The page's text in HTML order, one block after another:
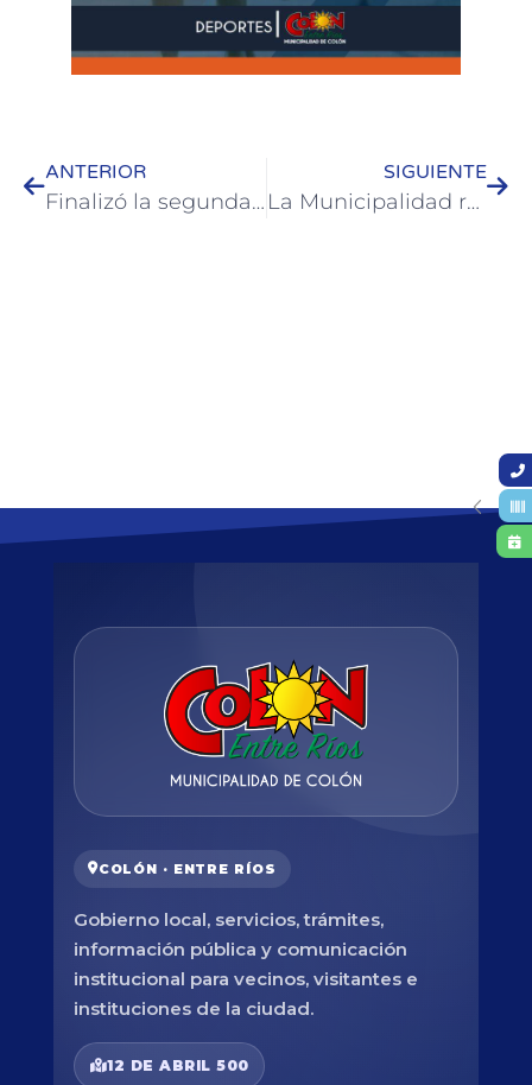
ANTERIOR
Finalizó la segunda etapa de la obra de asfaltado en caliente de Ferrari
SIGUIENTE
La Municipalidad retomó obras y trabajos públicos
COLÓN · ENTRE RÍOS
Gobierno local, servicios, trámites,
información pública y comunicación
institucional para vecinos, visitantes e
instituciones de la ciudad.
12 DE ABRIL 500